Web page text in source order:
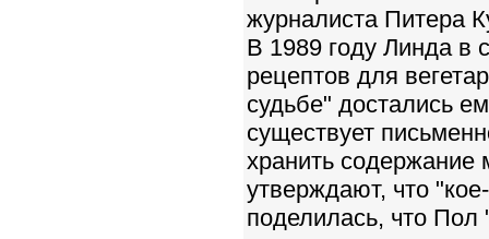
журналиста Питера
В 1989 году Линда в
рецептов для
судьбе" достались
существует
хранить содержание
утверждают, что
поделилась, что Пол